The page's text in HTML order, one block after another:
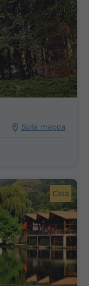
Sulla mappa
Città